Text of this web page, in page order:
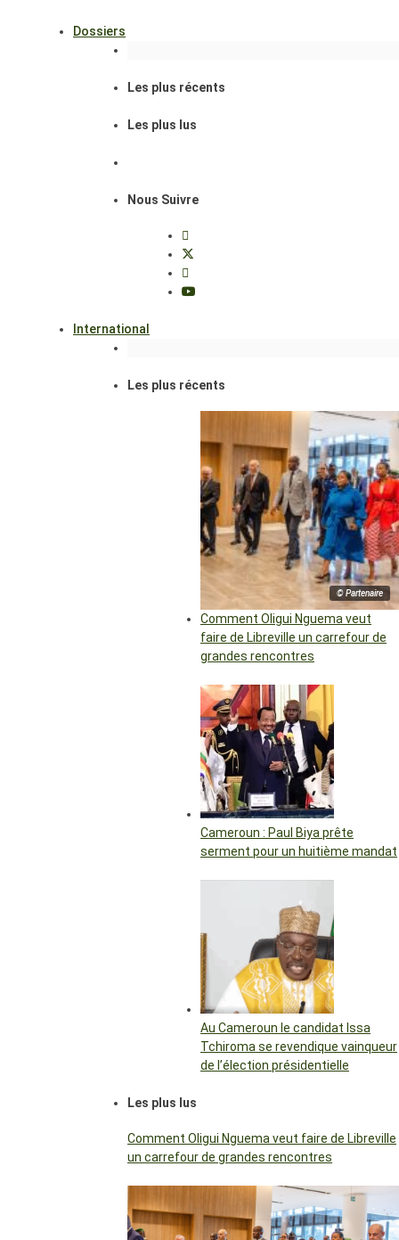
Dossiers
Les plus récents
Les plus lus
Nous Suivre
International
Les plus récents
© Partenaire
Comment Oligui Nguema veut
faire de Libreville un carrefour de
grandes rencontres
Cameroun : Paul Biya prête
serment pour un huitième mandat
Au Cameroun le candidat Issa
Tchiroma se revendique vainqueur
de l’élection présidentielle
Les plus lus
Comment Oligui Nguema veut faire de Libreville
un carrefour de grandes rencontres